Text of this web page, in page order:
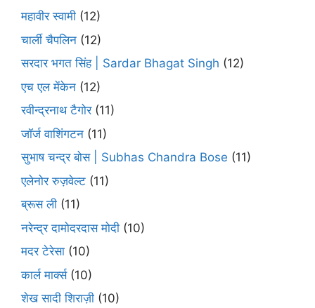
महावीर स्वामी (12)
चार्ली चैपलिन (12)
सरदार भगत सिंह | Sardar Bhagat Singh (12)
एच एल मेंकेन (12)
रवीन्द्रनाथ टैगोर(11)
जॉर्ज वाशिंगटन (11)
सुभाष चन्द्र बोस | Subhas Chandra Bose (11)
एलेनोर रुज़वेल्ट (11)
ब्रूस ली (11)
नरेन्द्र दामोदरदास मोदी (10)
मदर टेरेसा (10)
कार्ल मार्क्स(10)
शेख सादी शिराज़ी (10)